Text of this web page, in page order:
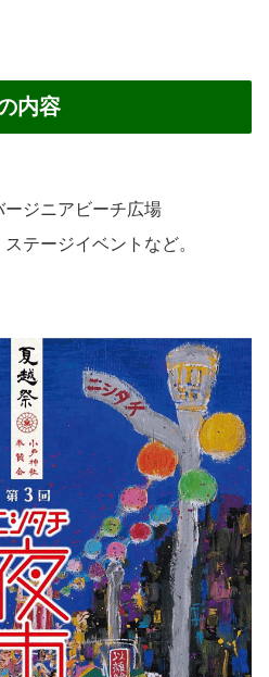
内容
ジニアビーチ広場
テージイベントなど。